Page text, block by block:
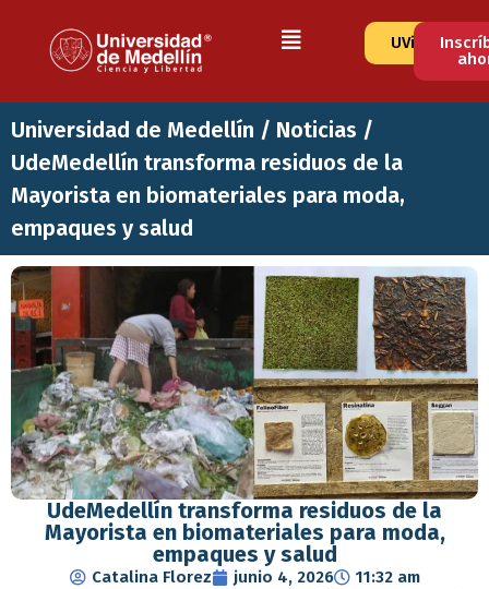
UVirtual
Universidad de Medellín / Noticias /
UdeMedellín transforma residuos de la
Mayorista en biomateriales para moda,
empaques y salud
UdeMedellín transforma residuos de la
Mayorista en biomateriales para moda,
empaques y salud
Catalina Florez junio 4, 2026 11:32 am